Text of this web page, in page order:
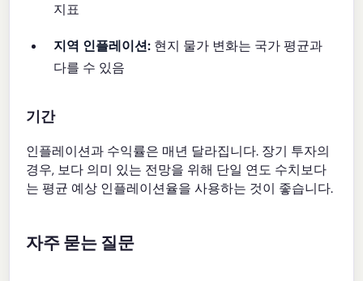
지표
지역 인플레이션: 현지 물가 변화는 국가 평균과
다를 수 있음
기간
인플레이션과 수익률은 매년 달라집니다. 장기 투자의
경우, 보다 의미 있는 전망을 위해 단일 연도 수치보다
는 평균 예상 인플레이션율을 사용하는 것이 좋습니다.
자주 묻는 질문